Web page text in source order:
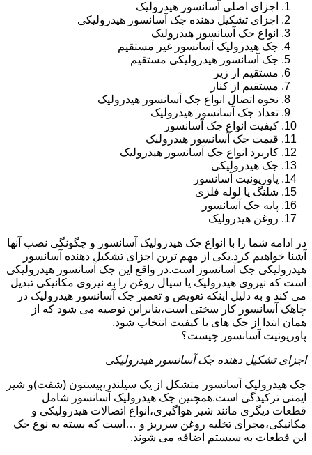
اجزای اصلی آسانسور هیدرولیک
اجزای تشکیل دهنده جک آسانسور هیدرولیکی
انواع جک آسانسور هیدرولیک
جک هیدرولیک آسانسور غیر مستقیم
جک آسانسور هیدرولیکی مستقیم
مستقیم از زیر
مستقیم از کنار
نحوه اتصال انواع جک آسانسور هیدرولیک
تعداد جک آسانسور هیدرولیک
کیفیت انواع جک آسانسور
قیمت جک آسانسور هیدرولیک
کاربرد انواع جک آسانسور هیدرولیک
جک هیدرولیکی
پاوریونیت آسانسور
شلنگ یا لوله فلزی
پایه جک آسانسور
روغن هیدرولیک
در ادامه شما را با انواع جک هیدرولیک آسانسور و چگونگی نصب آنها
آشنا خواهیم کرد.یکی از مهم ترین اجزای تشکیل دهنده آسانسور
هیدرولیکی جک آسانسور است.در واقع این جک آسانسور هیدرولیکی
است که نیروی هیدرولیک یا سیال روغن را به نیروی مکانیکی تبدیل
می کند و به دلیل اینکه تعویض و تعمیر جک آسانسور هیدرولیک در
چاهک آسانسور کار سختی است،بنابراین توصیه می شود که از
همان ابتدا از جک های با کیفیت انتخاب شود.
پاوریونیت آسانسور چیست؟
اجزای تشکیل دهنده جک آسانسور هیدرولیکی
جک هیدرولیک آسانسور متشکل از یک سیلندر،پیستون (شفت)و شیر
ایمنی ترکیدگی است.همچنین جک هیدرولیک آسانسور شامل
قطعات دیگری مانند شیر هواگیری،انواع اتصالات هیدرولیکی و
مکانیکی،مجرای تخلیه روغن سرریز و …است که بسته به نوع جک
این قطعات به سیستم اضافه می شوند.